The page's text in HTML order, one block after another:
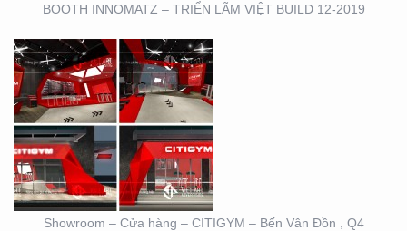
BOOTH INNOMATZ – TRIỂN LÃM VIỆT BUILD 12-2019
Showroom – Cửa hàng – CITIGYM – Bến Vân Đồn , Q4
BOOTH TRIỄN LÃM
CIRCO TẠI GEM
CENTER